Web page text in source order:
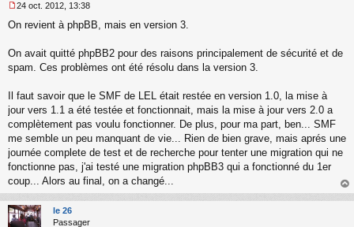
u
e
s
g
n
o
n
u
24 oct. 2012, 13:38
On revient à phpBB, mais en version 3.
On avait quitté phpBB2 pour des raisons principalement de sécurité et de
spam. Ces problèmes ont été résolu dans la version 3.
Il faut savoir que le SMF de LEL était restée en version 1.0, la mise à
jour vers 1.1 a été testée et fonctionnait, mais la mise à jour vers 2.0 a
complètement pas voulu fonctionner. De plus, pour ma part, ben... SMF
me semble un peu manquant de vie... Rien de bien grave, mais aprés une
journée complete de test et de recherche pour tenter une migration qui ne
fonctionne pas, j'ai testé une migration phpBB3 qui a fonctionné du 1er
coup... Alors au final, on a changé...
au
le 26
Passager